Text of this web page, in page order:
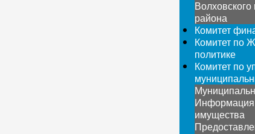
района
Комитет
Комитет по
политике
Комитет по
Информация
имущества